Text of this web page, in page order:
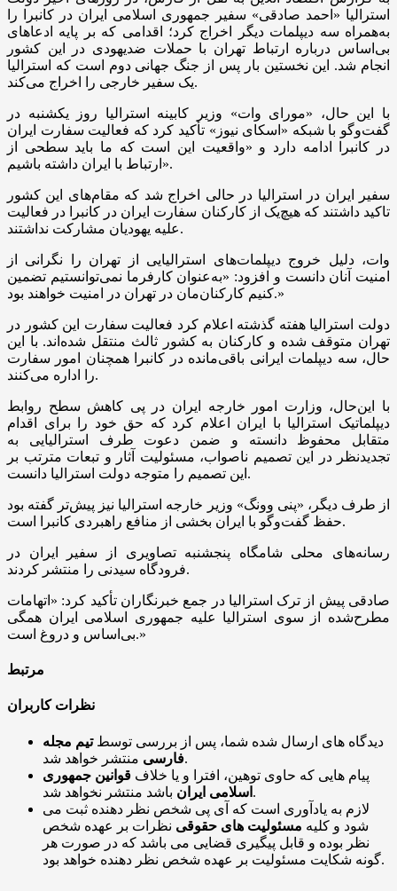
استرالیا «احمد صادقی» سفیر جمهوری اسلامی ایران در کانبرا را
به‌همراه سه دیپلمات دیگر اخراج کرد؛ اقدامی که بر پایه ادعا‌های
بی‌اساس درباره ارتباط تهران با حملات ضدیهودی در این کشور
انجام شد. این نخستین بار پس از جنگ جهانی دوم است که استرالیا
یک سفیر خارجی را اخراج می‌کند.
با این حال، «مورای وات» وزیر کابینه استرالیا روز یکشنبه در
گفت‌و‌گو با شبکه «اسکای نیوز» تأکید کرد که فعالیت سفارت ایران
در کانبرا ادامه دارد و «واقعیت این است که ما باید سطحی از
ارتباط با ایران داشته باشیم».
سفیر ایران در استرالیا در حالی اخراج شد که مقام‌های این کشور
تاکید داشتند که هیچ‌یک از کارکنان سفارت ایران در کانبرا در فعالیت
علیه یهودیان مشارکت نداشتند.
وات، دلیل خروج دیپلمات‌های استرالیایی از تهران را نگرانی از
امنیت آنان دانست و افزود: «به‌عنوان کارفرما نمی‌توانستیم تضمین
کنیم کارکنان‌مان در تهران در امنیت خواهند بود.»
دولت استرالیا هفته گذشته اعلام کرد فعالیت سفارت این کشور در
تهران متوقف شده و کارکنان به کشور ثالث منتقل شده‌اند. با این
حال، سه دیپلمات ایرانی باقی‌مانده در کانبرا همچنان امور سفارت
را اداره می‌کنند.
با این‌حال، وزارت امور خارجه ایران در پی کاهش سطح روابط
دیپلماتیک استرالیا با ایران اعلام کرد که حق خود را برای اقدام
متقابل محفوظ دانسته و ضمن دعوت طرف استرالیایی به
تجدیدنظر در این تصمیم ناصواب، مسئولیت آثار و تبعات مترتب بر
این تصمیم را متوجه دولت استرالیا دانست.
از طرف دیگر، «پنی وونگ» وزیر خارجه استرالیا نیز پیش‌تر گفته بود
حفظ گفت‌و‌گو با ایران بخشی از منافع راهبردی کانبرا است.
رسانه‌های محلی شامگاه پنجشنبه تصاویری از سفیر ایران در
فرودگاه سیدنی را منتشر کردند.
صادقی پیش از ترک استرالیا در جمع خبرنگاران تأکید کرد: «اتهامات
مطرح‌شده از سوی استرالیا علیه جمهوری اسلامی ایران همگی
بی‌اساس و دروغ است.»
مرتبط
نظرات کاربران
دیدگاه های ارسال شده شما، پس از بررسی توسطتیم مجله
فارسیمنتشر خواهد شد.
پیام هایی که حاوی توهین، افترا و یا خلاف قوانین جمهوری
اسلامی ایران باشد منتشر نخواهد شد.
لازم به یادآوری است که آی پی شخص نظر دهنده ثبت می
شود و کلیه مسئولیت های حقوقی نظرات بر عهده شخص
نظر بوده و قابل پیگیری قضایی می باشد که در صورت هر
گونه شکایت مسئولیت بر عهده شخص نظر دهنده خواهد بود.